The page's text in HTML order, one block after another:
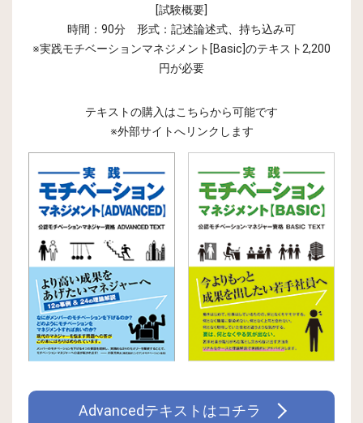
[試験概要]
時間：90分 形式：記述論述式、持ち込み可
※実践モチベーションマネジメント[Basic]のテキスト2,200
円が必要
テキストの購入はこちらから可能です
※外部サイトへリンクします
Advancedテキストはコチラ